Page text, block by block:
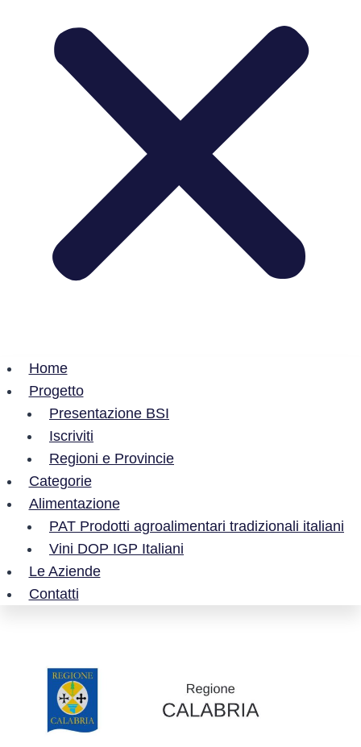
Home
Progetto
Presentazione BSI
Iscriviti
Regioni e Provincie
Categorie
Alimentazione
PAT Prodotti agroalimentari tradizionali italiani
Vini DOP IGP Italiani
Le Aziende
Contatti